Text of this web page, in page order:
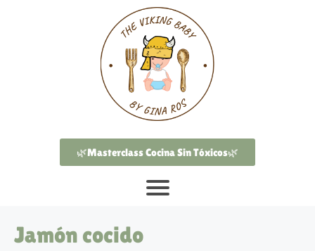
🌿Masterclass Cocina Sin Tóxicos🌿
Jamón cocido